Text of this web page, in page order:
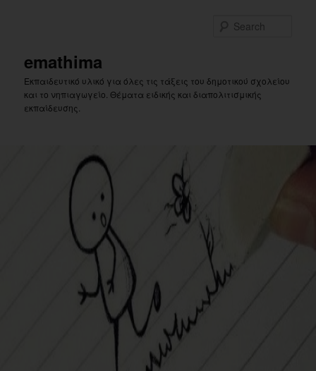
emathima
Εκπαιδευτικό υλικό για όλες τις τάξεις του δημοτικού σχολείου
και το νηπιαγωγείο. Θέματα ειδικής και διαπολιτισμικής
εκπαίδευσης.